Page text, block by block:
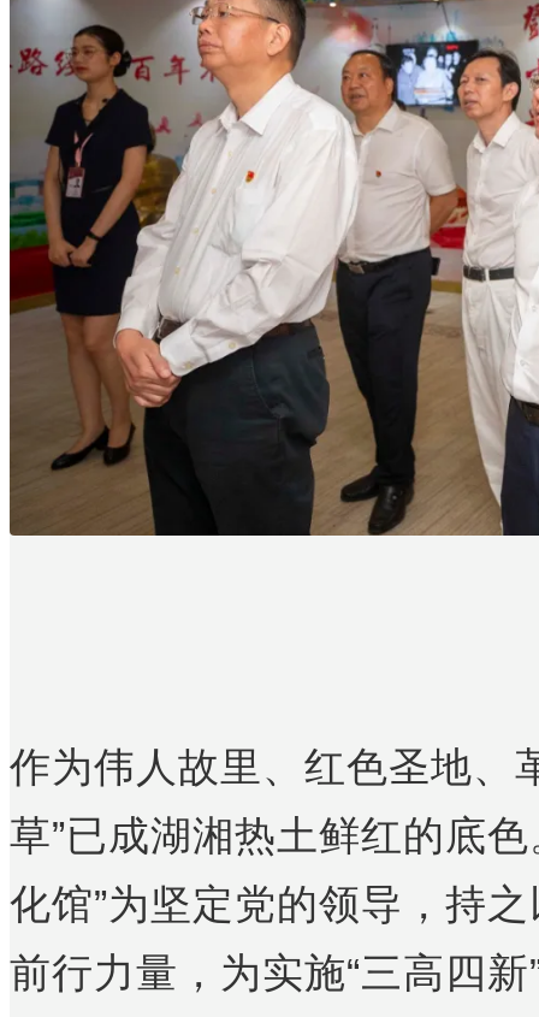
作为伟人故里、红色圣地、
草”已成湖湘热土鲜红的底
化馆”为坚定党的领导，持
前行力量，为实施“三高四